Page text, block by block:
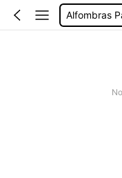
Alfombras
Cortinas De